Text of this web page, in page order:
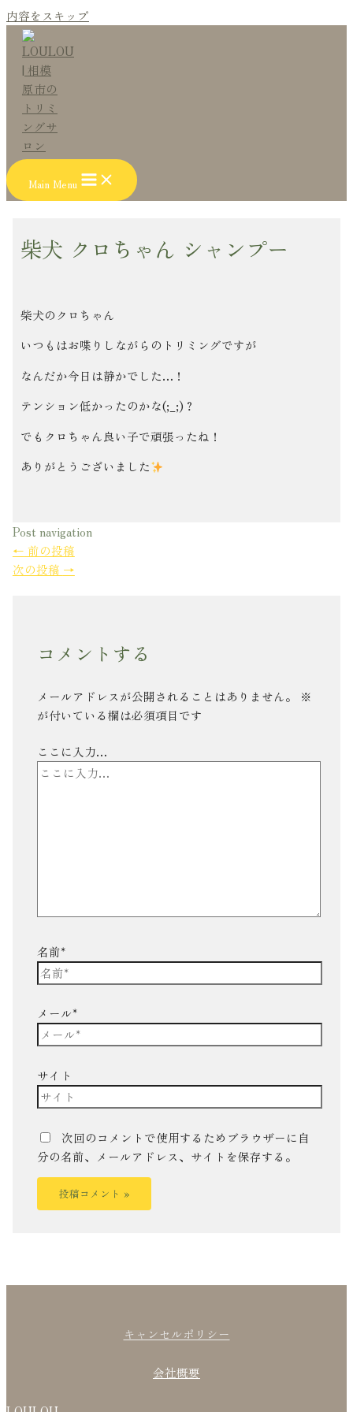
内容をスキップ
Main Menu
柴犬 クロちゃん シャンプー
柴犬のクロちゃん
いつもはお喋りしながらのトリミングですが
なんだか今日は静かでした…！
テンション低かったのかな(;_;)？
でもクロちゃん良い子で頑張ったね！
ありがとうございました
Post navigation
← 前の投稿
次の投稿 →
コメントする
メールアドレスが公開されることはありません。
※
が付いている欄は必須項目です
ここに入力…
名前*
メール*
サイト
次回のコメントで使用するためブラウザーに自
分の名前、メールアドレス、サイトを保存する。
キャンセルポリシー
会社概要